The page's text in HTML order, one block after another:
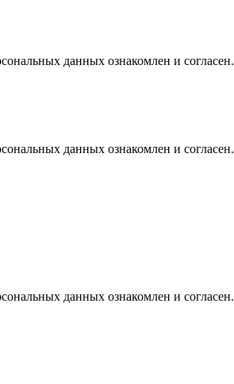
данных ознакомлен и согласен.
данных ознакомлен и согласен.
данных ознакомлен и согласен.